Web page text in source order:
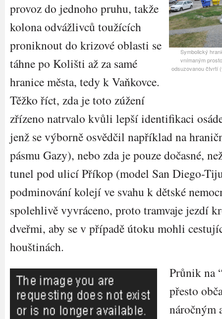
Symbolický
vnímaným
odsuzovanou čtvrtí
provoz do jednoho pruhu, takže
kolona odvážlivců toužících
proniknout do krizové oblasti se
táhne po Kolišti až za samé
hranice města, tedy k Vaňkovce.
Těžko říct, zda je toto zúžení
zřízeno natrvalo kvůli lepší identifikaci
jenž se výborně osvědčil například na
pásmu Gazy), nebo zda je pouze dočasné,
tunel pod ulicí Příkop (model San Diego-
podminování kolejí ve svahu k dětské
spolehlivě vyvráceno, proto tramvaje jezdí
dveřmi, aby se v případě útoku mohli
houštinách.
Průnik na
přesto
náročným